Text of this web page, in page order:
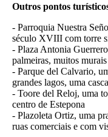
Outros pontos
- Parroquia Nuestra
século XVIII com torre
- Plaza Antonia
palmeiras, muitos
- Parque del Calvario,
grandes lagos, uma
- Toore del Reloj, uma
centro de Estepona
- Plazoleta Ortiz, uma
ruas comerciais e com